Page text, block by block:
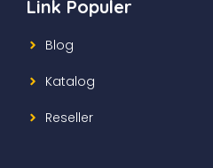
Link Populer
Blog
Katalog
Reseller